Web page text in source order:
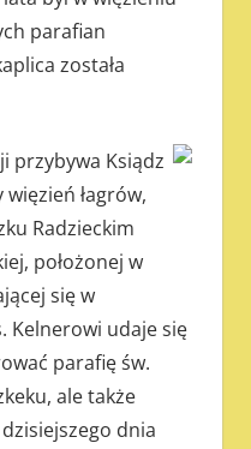
parafian
została
przybywa Ksiądz
więzień łagrów,
Radzieckim
położonej w
się w
Kelnerowi udaje się
parafię św.
ale także
dnia